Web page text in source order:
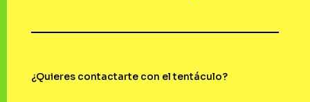
¿Quieres contactarte con el tentáculo?